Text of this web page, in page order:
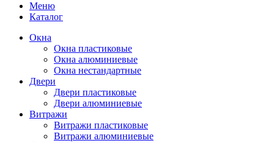
Меню
Каталог
Окна
Окна пластиковые
Окна алюминиевые
Окна нестандартные
Двери
Двери пластиковые
Двери алюминиевые
Витражи
Витражи пластиковые
Витражи алюминиевые